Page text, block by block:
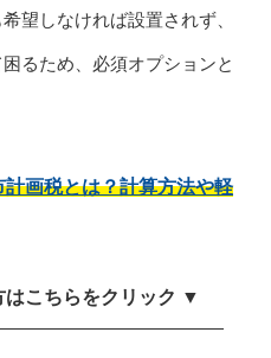
望しなければ設置されず、
るため、必須オプションと
画税とは？計算方法や軽
こちらをクリック ▼